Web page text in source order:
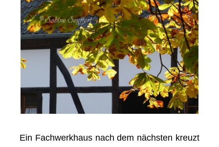
Ein Fachwerkhaus nach dem nächsten kreuzt